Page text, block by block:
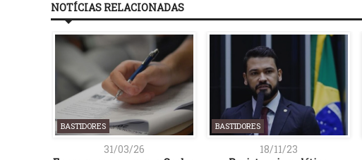
NOTÍCIAS RELACIONADAS
BASTIDORES
31/03/26
BASTIDORES
18/11/23